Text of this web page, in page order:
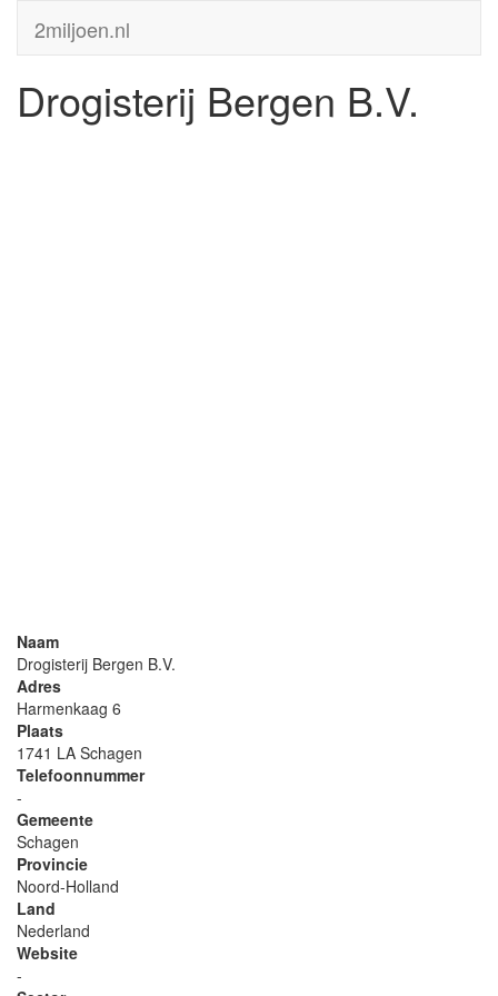
2miljoen.nl
Drogisterij Bergen B.V.
Naam
Drogisterij Bergen B.V.
Adres
Harmenkaag 6
Plaats
1741 LA Schagen
Telefoonnummer
-
Gemeente
Schagen
Provincie
Noord-Holland
Land
Nederland
Website
-